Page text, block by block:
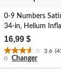
386
évaluations
0-9 Numbers
34-in, Helium
Included for
Year's Eve/
16,99 $
3.6
3.6
étoile(s)
0 Changer